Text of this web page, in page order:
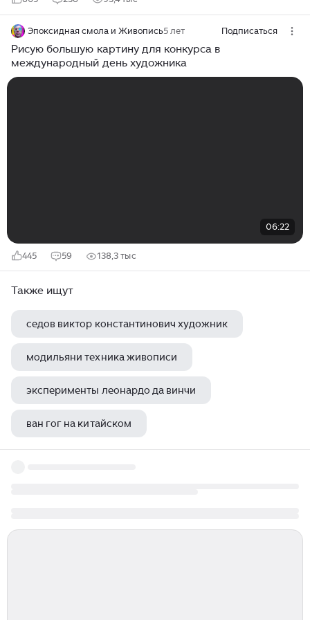
Эпоксидная смола и Живопись5 лет Подписаться
Рисую большую картину для конкурса в
международный день художника
06:22
445 59 138,3 тыс
Также ищут
седов виктор константинович художник
модильяни техника живописи
эксперименты леонардо да винчи
ван гог на китайском